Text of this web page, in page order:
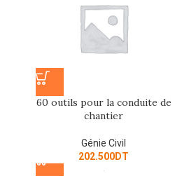
60 outils pour la conduite de
chantier
Génie Civil
202.500DT